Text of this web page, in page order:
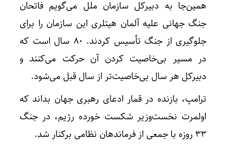
همین‌جا به دبیرکل سازمان ملل می‌گویم فاتحان
جنگ جهانی علیه آلمان هیتلری این سازمان را برای
جلوگیری از جنگ تأسیس کردند. ۸۰ سال است که
در مسیر بی‌خاصیت کردن آن حرکت می‌کنند و
دبیرکل هر سال بی‌خاصیت‌تر از سال قبل می‌شود.
ترامپ، بازنده در قمار ادعای رهبری جهان بداند که
اولمرت نخست‌وزیر شکست ‌خورده رژیم، در جنگ
۳۳ روزه با جمعی از فرماندهان نظامی برکنار شد.